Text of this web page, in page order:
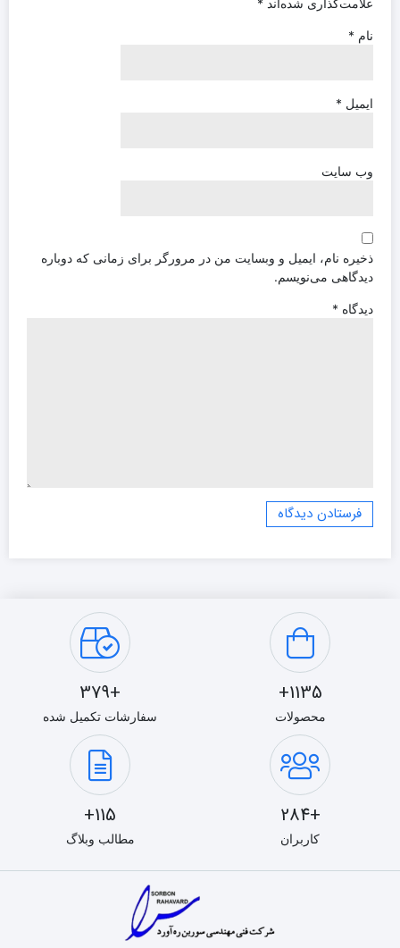
علامت‌گذاری شده‌اند *
نام *
ایمیل *
وب‌ سایت
ذخیره نام، ایمیل و وبسایت من در مرورگر برای زمانی که دوباره
دیدگاهی می‌نویسم.
دیدگاه *
1135+
محصولات
+379
سفارشات تکمیل شده
+284
کاربران
115+
مطالب وبلاگ